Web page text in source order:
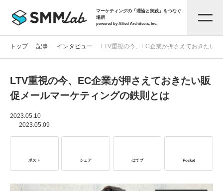
マーケティングの「理論と実践」をつなぐ
場所
powered by Allied Architects, Inc.
記事一覧
トップ 記事 インタビュー LTV重視の今、EC企業が押さえておきたい
LTV重視の今、EC企業が押さえておきたい販
促メールマーケティングの鉄則とは
2023.05.10
2023.05.09
ポスト シェア はてブ Pocket